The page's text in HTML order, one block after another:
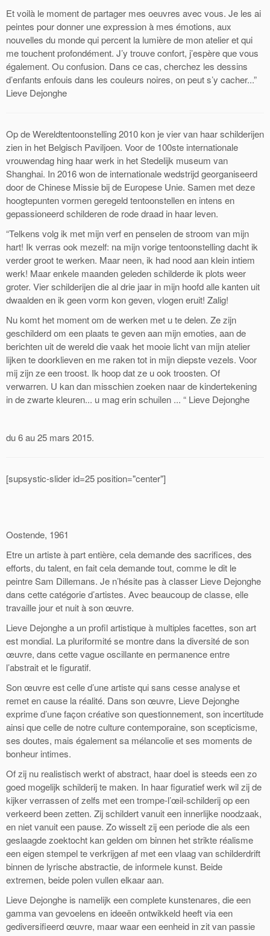
Et voilà le moment de partager mes oeuvres avec vous. Je les ai
peintes pour donner une expression à mes émotions, aux
nouvelles du monde qui percent la lumière de mon atelier et qui
me touchent profondément. J’y trouve confort, j’espère que vous
également. Ou confusion. Dans ce cas, cherchez les dessins
d’enfants enfouis dans les couleurs noires, on peut s’y cacher...”
Lieve Dejonghe
Op de Wereldtentoonstelling 2010 kon je vier van haar schilderijen
zien in het Belgisch Paviljoen. Voor de 100ste internationale
vrouwendag hing haar werk in het Stedelijk museum van
Shanghai. In 2016 won de internationale wedstrijd georganiseerd
door de Chinese Missie bij de Europese Unie. Samen met deze
hoogtepunten vormen geregeld tentoonstellen en intens en
gepassioneerd schilderen de rode draad in haar leven.
“Telkens volg ik met mijn verf en penselen de stroom van mijn
hart! Ik verras ook mezelf: na mijn vorige tentoonstelling dacht ik
verder groot te werken. Maar neen, ik had nood aan klein intiem
werk! Maar enkele maanden geleden schilderde ik plots weer
groter. Vier schilderijen die al drie jaar in mijn hoofd alle kanten uit
dwaalden en ik geen vorm kon geven, vlogen eruit! Zalig!
Nu komt het moment om de werken met u te delen. Ze zijn
geschilderd om een plaats te geven aan mijn emoties, aan de
berichten uit de wereld die vaak het mooie licht van mijn atelier
lijken te doorklieven en me raken tot in mijn diepste vezels. Voor
mij zijn ze een troost. Ik hoop dat ze u ook troosten. Of
verwarren. U kan dan misschien zoeken naar de kindertekening
in de zwarte kleuren... u mag erin schuilen ... “ Lieve Dejonghe
du 6 au 25 mars 2015.
[supsystic-slider id=25 position="center"]
Oostende, 1961
Etre un artiste à part entière, cela demande des sacrifices, des
efforts, du talent, en fait cela demande tout, comme le dit le
peintre Sam Dillemans. Je n’hésite pas à classer Lieve Dejonghe
dans cette catégorie d’artistes. Avec beaucoup de classe, elle
travaille jour et nuit à son œuvre.
Lieve Dejonghe a un profil artistique à multiples facettes, son art
est mondial. La pluriformité se montre dans la diversité de son
œuvre, dans cette vague oscillante en permanence entre
l’abstrait et le figuratif.
Son œuvre est celle d’une artiste qui sans cesse analyse et
remet en cause la réalité. Dans son œuvre, Lieve Dejonghe
exprime d’une façon créative son questionnement, son incertitude
ainsi que celle de notre culture contemporaine, son scepticisme,
ses doutes, mais également sa mélancolie et ses moments de
bonheur intimes.
Of zij nu realistisch werkt of abstract, haar doel is steeds een zo
goed mogelijk schilderij te maken. In haar figuratief werk wil zij de
kijker verrassen of zelfs met een trompe-l’œil-schilderij op een
verkeerd been zetten. Zij schildert vanuit een innerlijke noodzaak,
en niet vanuit een pause. Zo wisselt zij een periode die als een
geslaagde zoektocht kan gelden om binnen het strikte réalisme
een eigen stempel te verkrijgen af met een vlaag van schilderdrift
binnen de lyrische abstractie, de informele kunst. Beide
extremen, beide polen vullen elkaar aan.
Lieve Dejonghe is namelijk een complete kunstenares, die een
gamma van gevoelens en ideeën ontwikkeld heeft via een
gediversifieerd œuvre, maar waar een eenheid in zit van passie